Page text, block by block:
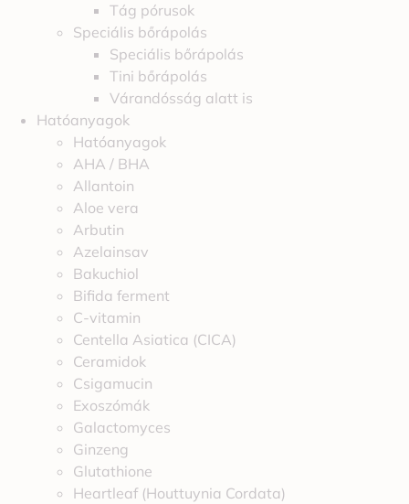
Tág pórusok
Speciális bőrápolás
Speciális bőrápolás
Tini bőrápolás
Várandósság alatt is
Hatóanyagok
Hatóanyagok
AHA / BHA
Allantoin
Aloe vera
Arbutin
Azelainsav
Bakuchiol
Bifida ferment
C-vitamin
Centella Asiatica (CICA)
Ceramidok
Csigamucin
Exoszómák
Galactomyces
Ginzeng
Glutathione
Heartleaf (Houttuynia Cordata)